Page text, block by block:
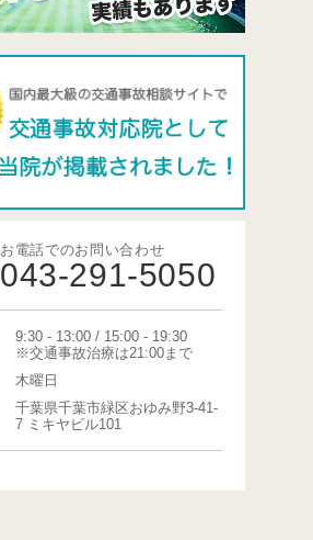
お電話でのお問い合わせ
043-291-5050
9:30 - 13:00 / 15:00 - 19:30
※交通事故治療は21:00まで
木曜日
千葉県千葉市緑区おゆみ野3-41-
7 ミキヤビル101